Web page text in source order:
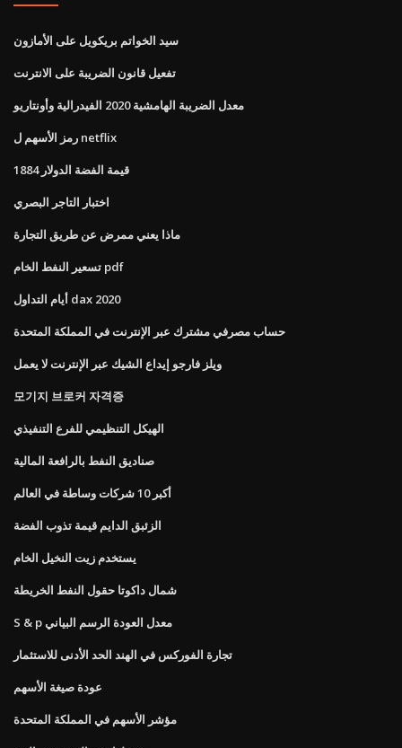
سيد الخواتم بريكويل على الأمازون
تفعيل قانون الضريبة على الانترنت
معدل الضريبة الهامشية 2020 الفيدرالية وأونتاريو
رمز الأسهم ل netflix
قيمة الفضة الدولار 1884
اختبار التاجر البصري
ماذا يعني ممرض عن طريق التجارة
تسعير النفط الخام pdf
أيام التداول dax 2020
حساب مصرفي مشترك عبر الإنترنت في المملكة المتحدة
ويلز فارجو إيداع الشيك عبر الإنترنت لا يعمل
모기지 브로커 자격증
الهيكل التنظيمي للفرع التنفيذي
صناديق النفط بالرافعة المالية
أكبر 10 شركات وساطة في العالم
الزئبق الدايم قيمة تذوب الفضة
يستخدم زيت النخيل الخام
شمال داكوتا حقول النفط الخريطة
S & p معدل العودة الرسم البياني
تجارة الفوركس في الهند الحد الأدنى للاستثمار
عودة صيغة الأسهم
مؤشر الأسهم في المملكة المتحدة